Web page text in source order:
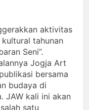
aktivitas
tahunan
Seni”.
Jogja Art
bersama
budaya di
JAW kali ini akan
satu